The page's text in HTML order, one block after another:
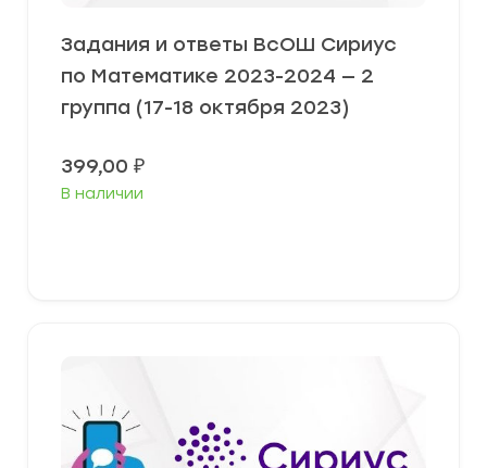
Задания и ответы ВсОШ Сириус
по Математике 2023-2024 — 2
группа (17-18 октября 2023)
399,00 ₽
В наличии